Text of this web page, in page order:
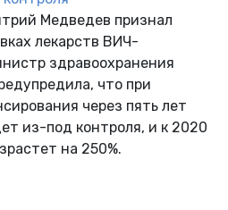
Медведев признал
лекарств ВИЧ-
здравоохранения
что при
через пять лет
из-под контроля, и к 2020
на 250%.